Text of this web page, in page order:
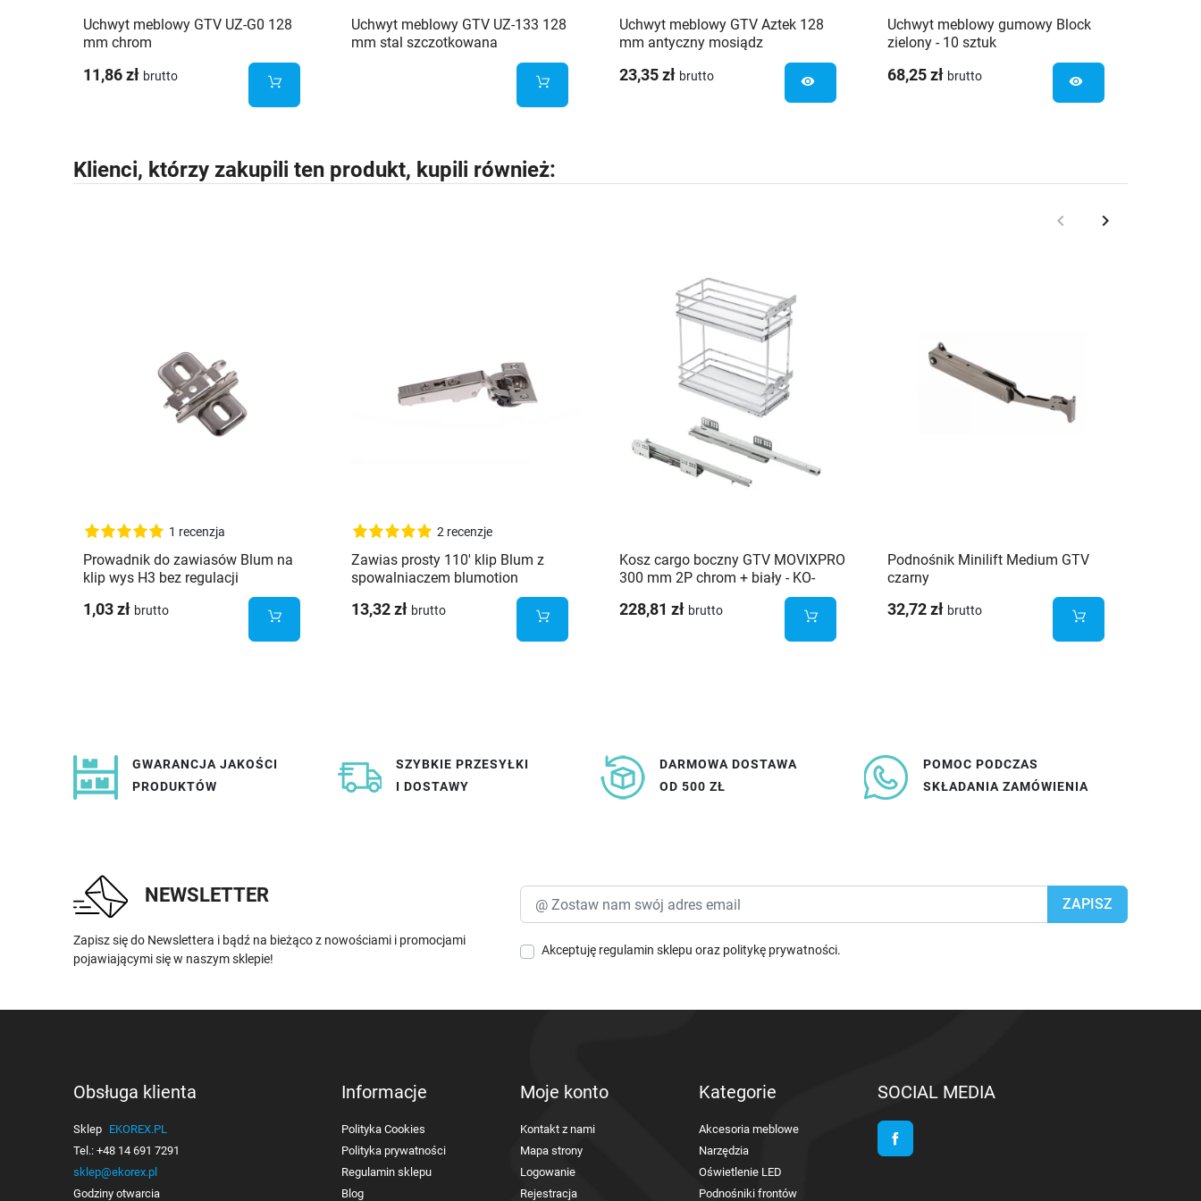
Uchwyt meblowy GTV UZ-G0 128
mm chrom
11,86 zł brutto
Uchwyt meblowy GTV UZ-133 128
mm stal szczotkowana
Uchwyt meblowy GTV Aztek 128
mm antyczny mosiądz
23,35 zł brutto visibility
Uchwyt meblowy gumowy Block
zielony - 10 sztuk
68,25 zł brutto visibility
Klienci, którzy zakupili ten produkt, kupili również:
Poprzedni
keyboard_arrow_left Następny
keyboard_arrow_right
1 recenzja
Prowadnik do zawiasów Blum na
klip wys H3 bez regulacji
1,03 zł brutto
2 recenzje
Zawias prosty 110' klip Blum z
spowalniaczem blumotion
13,32 zł brutto
Kosz cargo boczny GTV MOVIXPRO
300 mm 2P chrom + biały - KO-
228,81 zł brutto
Podnośnik Minilift Medium GTV
czarny
32,72 zł brutto
GWARANCJA JAKOŚCI
PRODUKTÓW
SZYBKIE PRZESYŁKI
I DOSTAWY
DARMOWA DOSTAWA
OD 500 ZŁ
POMOC PODCZAS
SKŁADANIA ZAMÓWIENIA
NEWSLETTER
Zapisz się do Newslettera i bądź na bieżąco z nowościami i promocjami
pojawiającymi się w naszym sklepie!
Akceptuję regulamin sklepu oraz politykę prywatności.
Obsługa klienta
Sklep EKOREX.PL
Tel.: +48 14 691 7291
sklep@ekorex.pl
Godziny otwarcia
Informacje
Polityka Cookies
Polityka prywatności
Regulamin sklepu
Blog
Moje konto
Kontakt z nami
Mapa strony
Logowanie
Rejestracja
Kategorie
Akcesoria meblowe
Narzędzia
Oświetlenie LED
Podnośniki frontów
SOCIAL MEDIA
Facebook